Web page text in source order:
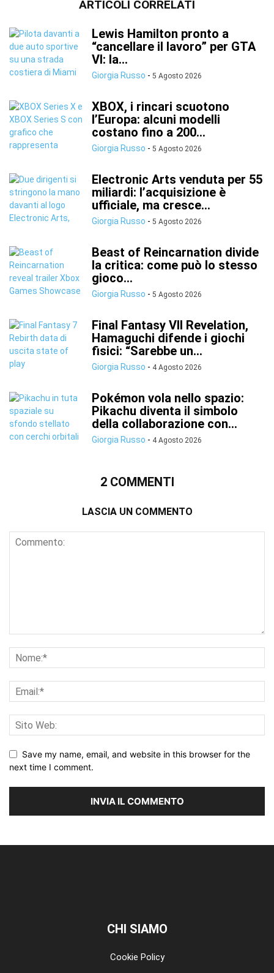
ARTICOLI CORRELATI
Lewis Hamilton pronto a
“cancellare il lavoro” per GTA
VI: la...
Giorgia Russo - 5 Agosto 2026
XBOX, i rincari scuotono
l’Europa: alcuni modelli
costano fino a 200...
Giorgia Russo - 5 Agosto 2026
Electronic Arts venduta per 55
miliardi: l’acquisizione è
ufficiale, ma cresce...
Giorgia Russo - 5 Agosto 2026
Beast of Reincarnation divide
la critica: come può lo stesso
gioco...
Giorgia Russo - 5 Agosto 2026
Final Fantasy VII Revelation,
Hamaguchi difende i giochi
fisici: “Sarebbe un...
Giorgia Russo - 4 Agosto 2026
Pokémon vola nello spazio:
Pikachu diventa il simbolo
della collaborazione con...
Giorgia Russo - 4 Agosto 2026
2 COMMENTI
LASCIA UN COMMENTO
Save my name, email, and website in this browser for the
next time I comment.
CHI SIAMO
Cookie Policy